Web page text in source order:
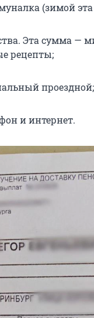
(зимой
Эта сумма —
рецепты;
проездной;
и интернет.